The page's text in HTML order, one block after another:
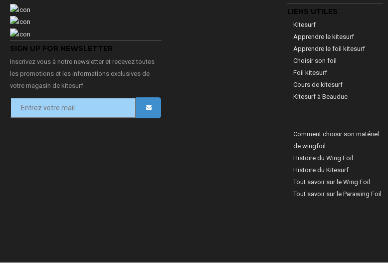
SIGN UP FOR NEWSLETTER
Inscrivez vous à notre newsletter et recevez toutes
les promotions et les informations exclusives de
votre magasin de kitesurf
LIENS UTILES
Kitesurf
Apprendre le kitesurf
Apprendre le foil kitesurf
Choisir son foil
Foil kitesurf
Cours de kitesurf
Kitesurf à Beauduc
Comment choisir son matériel
de wingfoil :
Histoire du Wing Foil
Histoire du Kitesurf
Tout savoir sur le Wing Foil
Tout savoir sur le Parawing Foil